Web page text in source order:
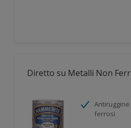
Diretto su Metalli Non
ferrosi